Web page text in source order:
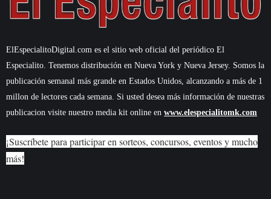
ElEspecialitoDigital.com es el sitio web oficial del periódico El
Especialito. Tenemos distribución en Nueva York y Nueva Jersey. Somos la
publicación semanal más grande en Estados Unidos, alcanzando a más de 1
millon de lectores cada semana. Si usted desea más información de nuestras
publicacion visite nuestro media kit online en www.elespecialitomk.com
¡Suscríbete para participar en sorteos, concursos, eventos y mucho
más!